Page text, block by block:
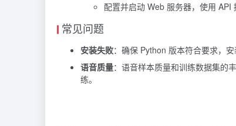
配置并启动 Web 服务器，使用 API
常见问题
安装失败：确保 Python 版本符合要求，
语音质量：语音样本质量和训练数据集的
练。